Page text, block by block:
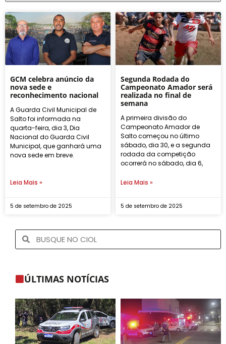
GCM celebra anúncio da
nova sede e
reconhecimento nacional
A Guarda Civil Municipal de
Salto foi informada na
quarta-feira, dia 3, Dia
Nacional do Guarda Civil
Municipal, que ganhará uma
nova sede em breve.
Leia Mais »
5 de setembro de 2025
Segunda Rodada do
Campeonato Amador será
realizada no final de
semana
A primeira divisão do
Campeonato Amador de
Salto começou no último
sábado, dia 30, e a segunda
rodada da competição
ocorrerá no sábado, dia 6,
Leia Mais »
5 de setembro de 2025
ÚLTIMAS NOTÍCIAS